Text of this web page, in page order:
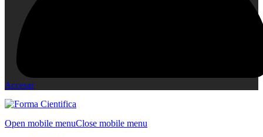
Accesar
Open mobile menuClose mobile menu